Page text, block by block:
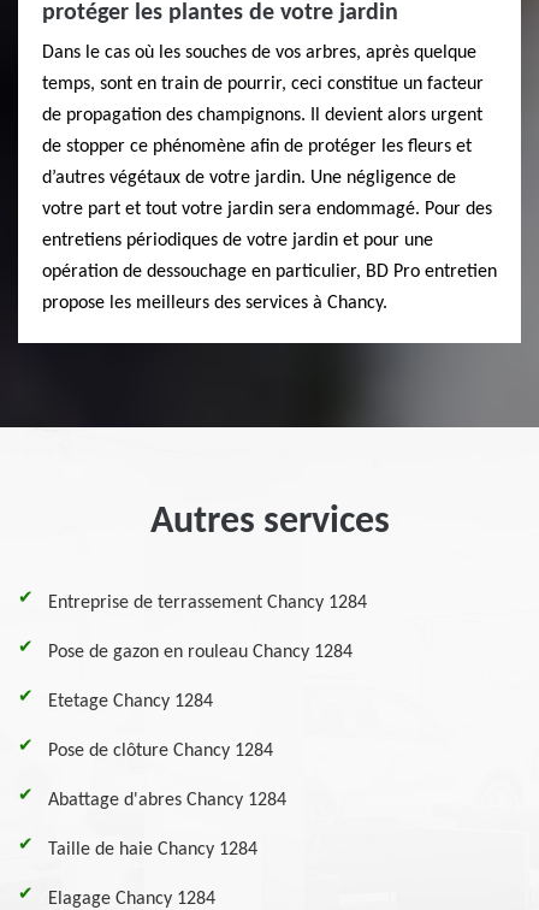
protéger les plantes de votre jardin
Dans le cas où les souches de vos arbres, après quelque
temps, sont en train de pourrir, ceci constitue un facteur
de propagation des champignons. Il devient alors urgent
de stopper ce phénomène afin de protéger les fleurs et
d’autres végétaux de votre jardin. Une négligence de
votre part et tout votre jardin sera endommagé. Pour des
entretiens périodiques de votre jardin et pour une
opération de dessouchage en particulier, BD Pro entretien
propose les meilleurs des services à Chancy.
Autres services
Entreprise de terrassement Chancy 1284
Pose de gazon en rouleau Chancy 1284
Etetage Chancy 1284
Pose de clôture Chancy 1284
Abattage d'abres Chancy 1284
Taille de haie Chancy 1284
Elagage Chancy 1284